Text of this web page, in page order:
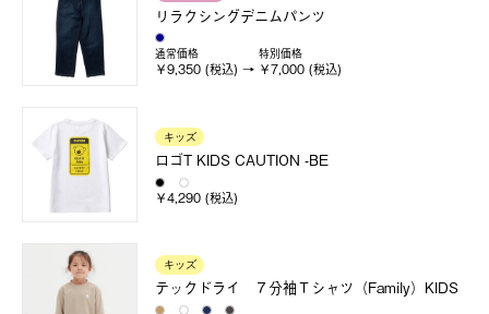
リラクシングデニムパンツ
通常価格
￥9,350 (税込)
特別価格
￥7,000 (税込)
キッズ
ロゴT KIDS CAUTION -BE
￥4,290 (税込)
キッズ
テックドライ ７分袖Ｔシャツ（Family）KIDS